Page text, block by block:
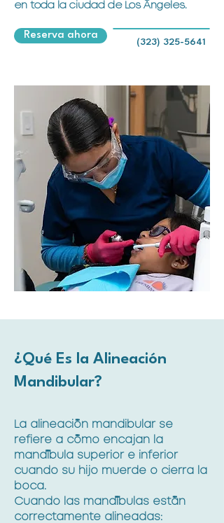
en toda la ciudad de Los Ángeles.
Reserva ahora
(323) 325-5641
¿Qué Es la Alineación
Mandibular?
La alineación mandibular se
refiere a cómo encajan la
mandíbula superior e inferior
cuando su hijo muerde o cierra la
boca.
Cuando las mandíbulas están
correctamente alineadas: